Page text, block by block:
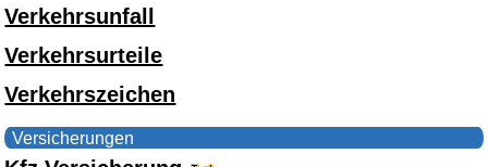
Verkehrsunfall
Verkehrsurteile
Verkehrszeichen
Versicherungen